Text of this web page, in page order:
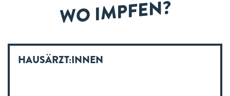
WO IMPFEN?
HAUSÄRZT:INNEN